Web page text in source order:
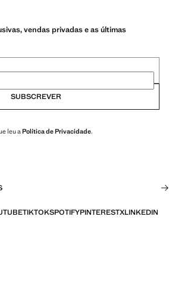
vendas privadas e as últimas
SUBSCREVER
leu a Política de Privacidade.
TIKTOKSPOTIFYPINTERESTXLINKEDIN